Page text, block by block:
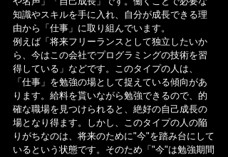
知識やスキルを手に入れ、自分が成長できる理
由から「仕事」に取り組んでいます。
例えば「将来フリーランスとして独立したいか
ら、今はこの会社でプログラミングの技術を習
得している」などです。このタイプの人は、
「仕事」を勉強の場として捉えている傾向があ
ります。給料を貰いながら勉強できるので、的
確な職場を見つけられると、絶好の自己成長の
場となり得ます。しかし、このタイプの人の陥
りがちなのは、将来のために"今"を踏み台にして
いるという状態です。そのため「"今"は勉強期間